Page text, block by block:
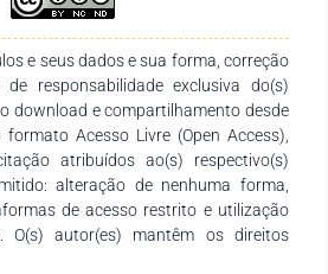
de Vida da Mulher no Climatério:
promoção e manutenção da saúde
fase, enfatizando a importância de
4) Vigilância de Saúde no
da monitorização contínua
destacando práticas preventivas e
5) Anamnese e Exame Físico em
procedimentos de avaliação inicial e
essenciais para a identificação de
o climatério; 6) A Mulher no
e Terapêutica de Substituição
e seus dados e sua forma, correção
responsabilidade exclusiva do(s)
download e compartilhamento desde
Acesso Livre (Open Access),
atribuídos ao(s) respectivo(s)
alteração de nenhuma forma,
de acesso restrito e utilização
O(s) autor(es) mantêm os direitos